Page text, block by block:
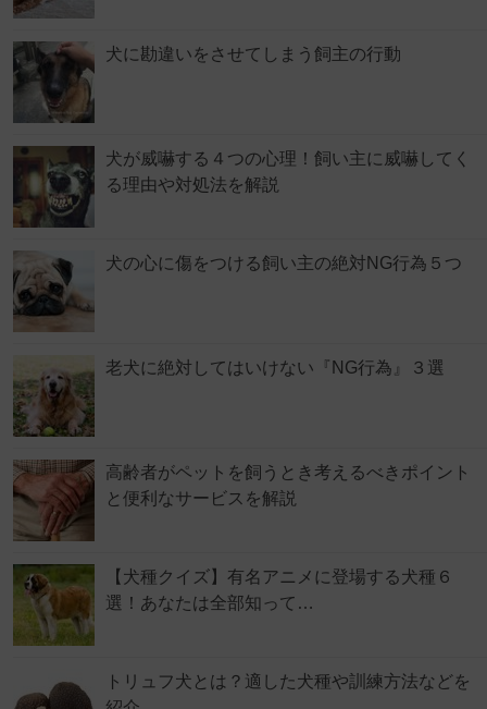
犬に勘違いをさせてしまう飼主の行動
犬が威嚇する４つの心理！飼い主に威嚇してく
る理由や対処法を解説
犬の心に傷をつける飼い主の絶対NG行為５つ
老犬に絶対してはいけない『NG行為』３選
高齢者がペットを飼うとき考えるべきポイント
と便利なサービスを解説
【犬種クイズ】有名アニメに登場する犬種６
選！あなたは全部知って…
トリュフ犬とは？適した犬種や訓練方法などを